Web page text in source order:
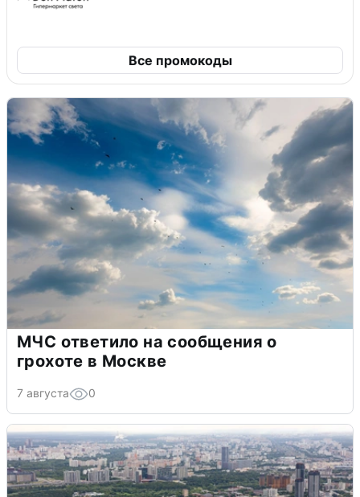
Все промокоды
МЧС ответило на сообщения о
грохоте в Москве
7 августа 0